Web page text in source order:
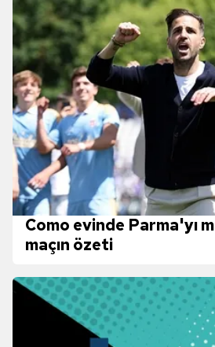
Como evinde Parma'yı
maçın özeti